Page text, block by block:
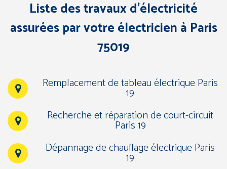
Liste des travaux d’électricité
assurées par votre électricien à Paris
75019
Remplacement de tableau électrique Paris
19
Recherche et réparation de court-circuit
Paris 19
Dépannage de chauffage électrique Paris
19